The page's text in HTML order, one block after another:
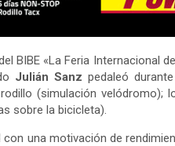
BIBE «La Feria Internacional
Julián Sanz pedaleó
(simulación velódromo);
sobre la bicicleta).
una motivación de